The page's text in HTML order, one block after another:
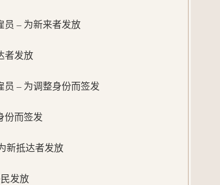
员 – 为新来者发放
者发放
员 – 为调整身份而签发
份而签发
新抵达者发放
发放